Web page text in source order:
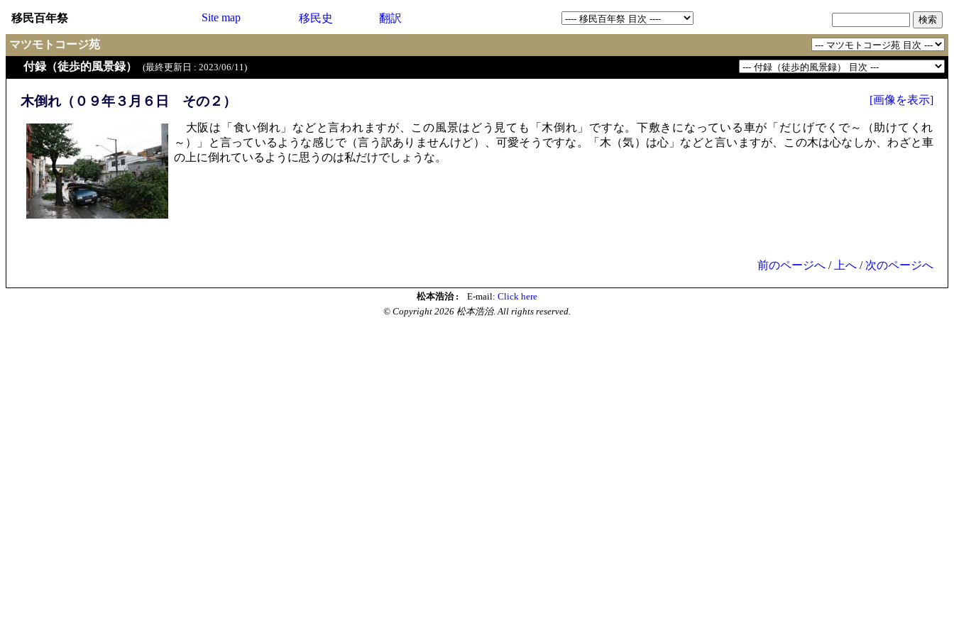
移民百年祭 Site map 移民史 翻訳
マツモトコージ苑
付録（徒歩的風景録）
(最終更新日 : 2023/06/11)
木倒れ（０９年３月６日 その２） [画像を表示]
大阪は「食い倒れ」などと言われますが、この風景はどう見ても「木倒れ」ですな。下敷きになっている車が「だじげでくで～（助けてくれ
～）」と言っているような感じで（言う訳ありませんけど）、可愛そうですな。「木（気）は心」などと言いますが、この木は心なしか、わざと車
の上に倒れているように思うのは私だけでしょうな。
前のページへ / 上へ / 次のページへ
松本浩治 : E-mail: Click here
© Copyright 2026 松本浩治. All rights reserved.